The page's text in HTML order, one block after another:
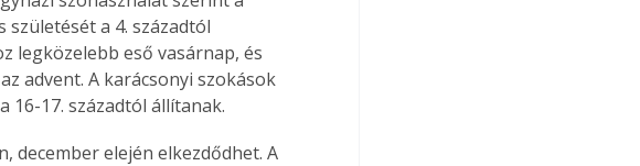
születését a 4. századtól
legközelebb eső vasárnap, és
advent. A karácsonyi szokások
16-17. századtól állítanak.
december elején elkezdődhet. A